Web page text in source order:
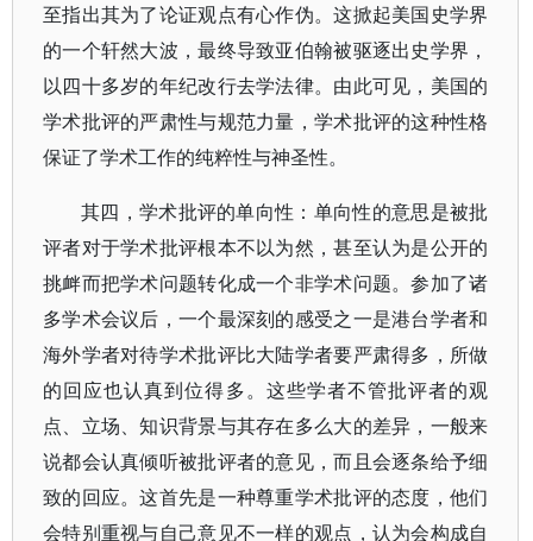
至指出其为了论证观点有心作伪。这掀起美国史学界
的一个轩然大波，最终导致亚伯翰被驱逐出史学界，
以四十多岁的年纪改行去学法律。由此可见，美国的
学术批评的严肃性与规范力量，学术批评的这种性格
保证了学术工作的纯粹性与神圣性。
其四，学术批评的单向性：单向性的意思是被批
评者对于学术批评根本不以为然，甚至认为是公开的
挑衅而把学术问题转化成一个非学术问题。参加了诸
多学术会议后，一个最深刻的感受之一是港台学者和
海外学者对待学术批评比大陆学者要严肃得多，所做
的回应也认真到位得多。这些学者不管批评者的观
点、立场、知识背景与其存在多么大的差异，一般来
说都会认真倾听被批评者的意见，而且会逐条给予细
致的回应。这首先是一种尊重学术批评的态度，他们
会特别重视与自己意见不一样的观点，认为会构成自